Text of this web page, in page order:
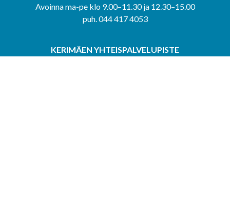
Avoinna ma-pe klo 9.00–11.30 ja 12.30–15.00
puh. 044 417 4053
KERIMÄEN YHTEISPALVELUPISTE